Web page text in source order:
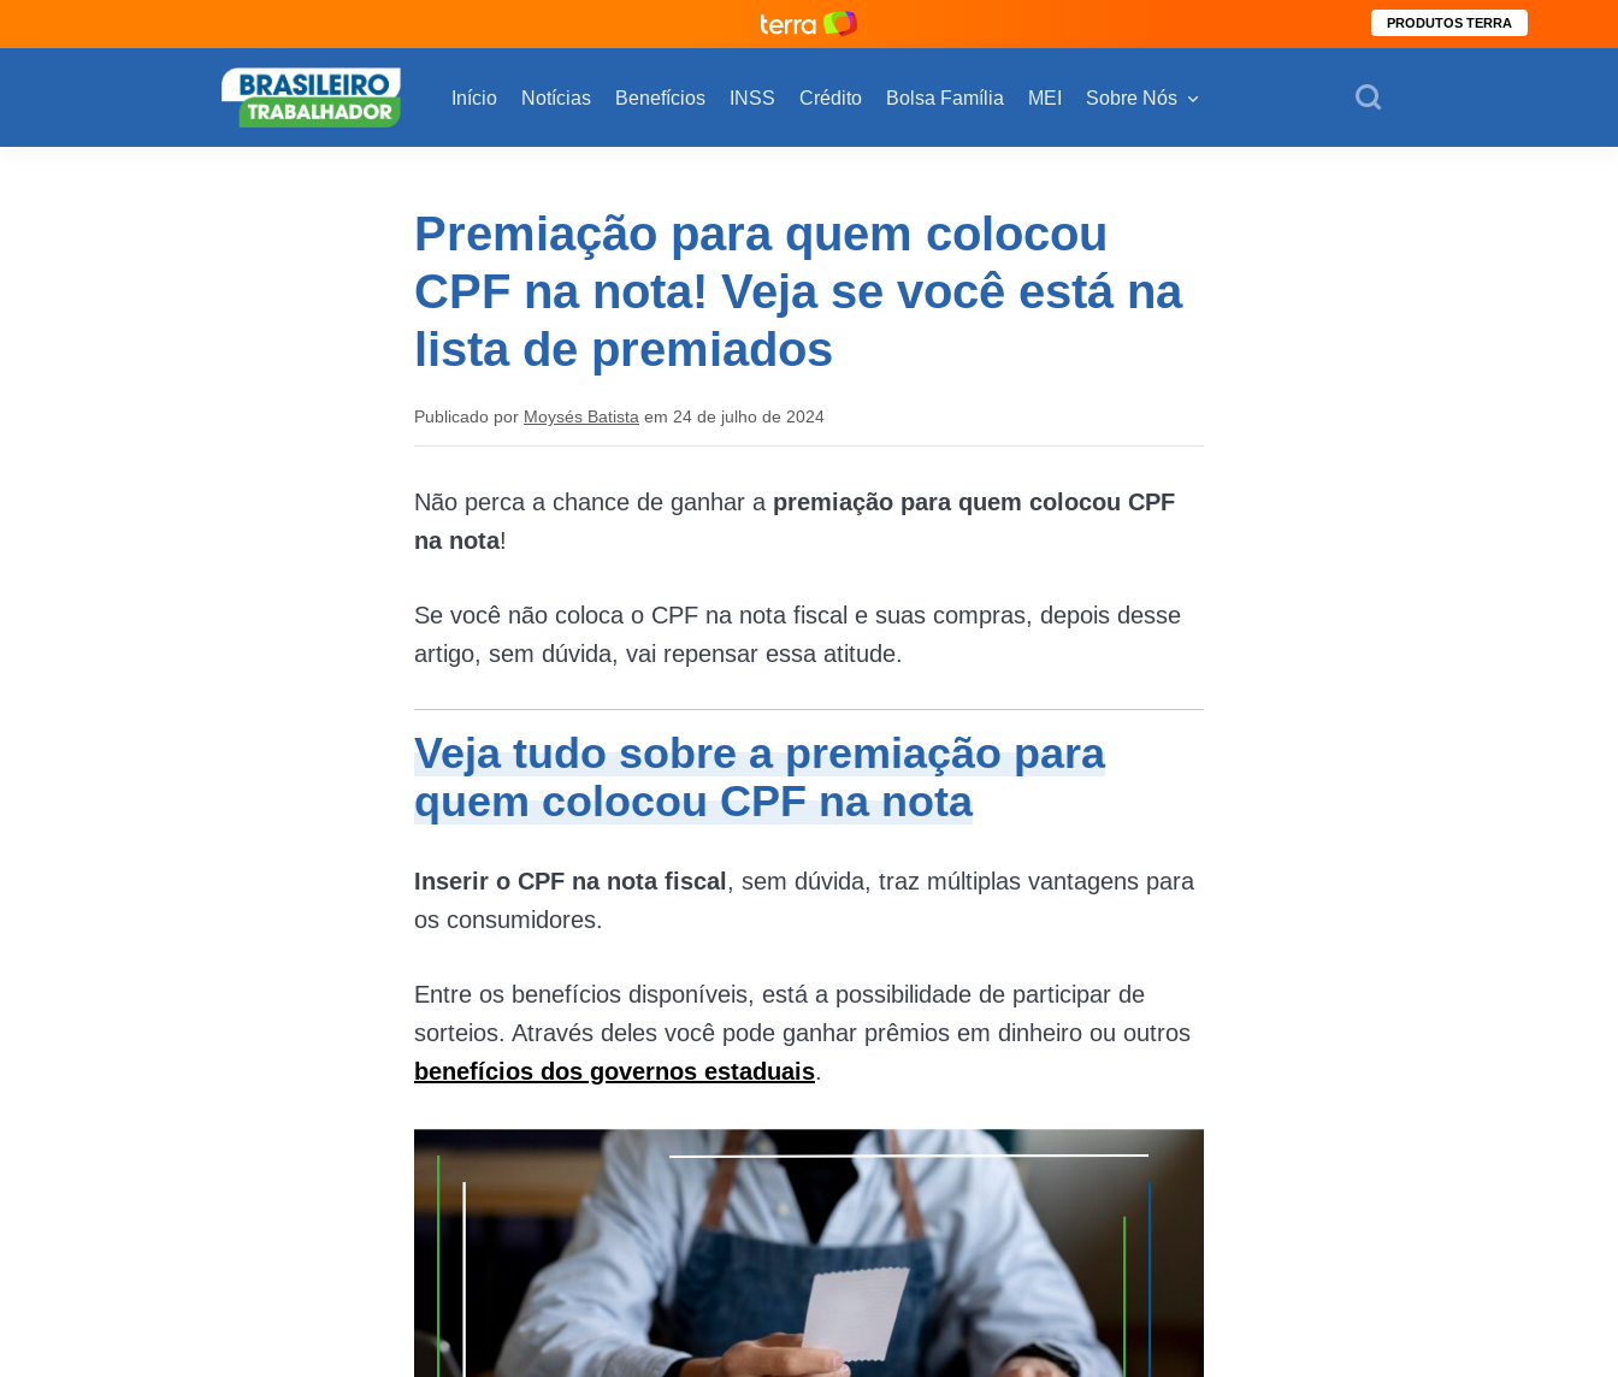
PRODUTOS TERRA
Início Notícias Benefícios INSS Crédito Bolsa Família MEI Sobre Nós
Premiação para quem colocou
CPF na nota! Veja se você está na
lista de premiados
Publicado por Moysés Batista em 24 de julho de 2024
Não perca a chance de ganhar a premiação para quem colocou CPF
na nota!
Se você não coloca o CPF na nota fiscal e suas compras, depois desse
artigo, sem dúvida, vai repensar essa atitude.
Veja tudo sobre apremiação para
quem colocou CPF na nota
Inserir o CPF na nota fiscal , sem dúvida, traz múltiplas vantagens para
os consumidores.
Entre os benefícios disponíveis, está a possibilidade de participar de
sorteios. Através deles você pode ganhar prêmios em dinheiro ou outros
benefícios dos governos estaduais.